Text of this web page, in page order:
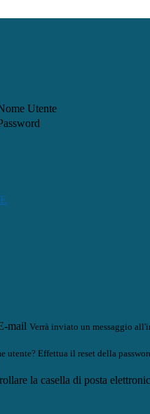
Utente
mail Verrà inviato un messaggio
utente? Effettua il reset della
la casella di posta